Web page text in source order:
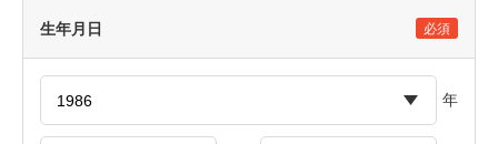
生年月日 必須
年